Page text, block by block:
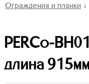
Ограждения и планки ↓
PERCo-
длина